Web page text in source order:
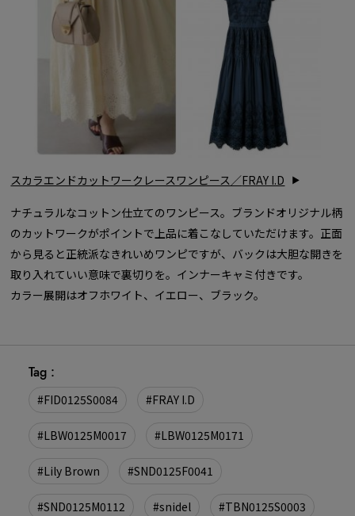
スカラエンドカットワークレースワンピース／FRAY I.D
ナチュラルなコットン仕立てのワンピース。ブランドオリジナル柄
のカットワークがポイントで上品に着こなしていただけます。正面
から見ると正統派なきれいめワンピですが、バックは大胆な開きを
取り入れていい意味で裏切りを。インナーキャミ付きです。
カラー展開はオフホワイト、イエロー、ブラック。
Tag :
#FID0125S0084 #FRAY I.D
#LBW0125M0017 #LBW0125M0171
#Lily Brown #SND0125F0041
#SND0125M0112 #snidel #TBN0125S0003